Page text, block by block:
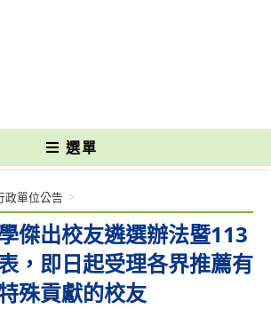
選單
傑出校友遴選辦法暨113
，即日起受理各界推薦有
殊貢獻的校友
政單位公告 >